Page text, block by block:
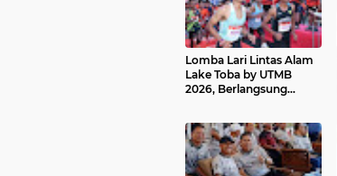
Lomba Lari Lintas Alam
Lake Toba by UTMB
2026, Berlangsung